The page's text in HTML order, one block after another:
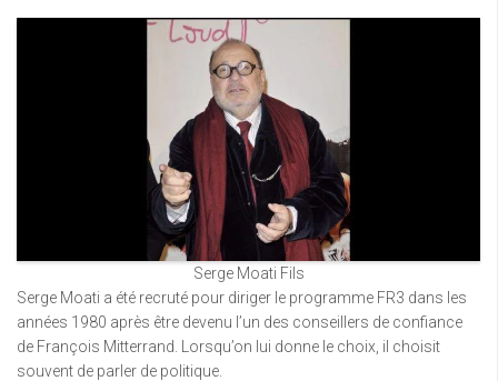
Serge Moati Fils
Serge Moati a été recruté pour diriger le programme FR3 dans les
années 1980 après être devenu l’un des conseillers de confiance
de François Mitterrand. Lorsqu’on lui donne le choix, il choisit
souvent de parler de politique.